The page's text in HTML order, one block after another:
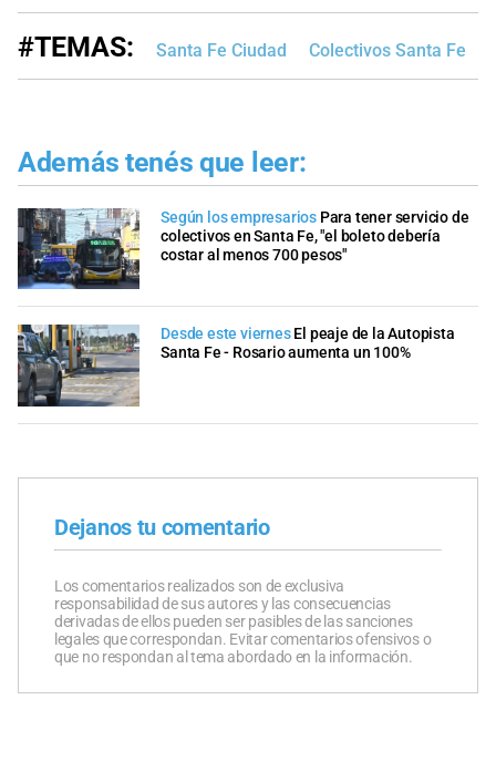
#TEMAS: Santa Fe Ciudad Colectivos Santa Fe
Además tenés que leer:
Según los empresarios Para tener servicio de
colectivos en Santa Fe, "el boleto debería
costar al menos 700 pesos"
Desde este viernes El peaje de la Autopista
Santa Fe - Rosario aumenta un 100%
Dejanos tu comentario
Los comentarios realizados son de exclusiva
responsabilidad de sus autores y las consecuencias
derivadas de ellos pueden ser pasibles de las sanciones
legales que correspondan. Evitar comentarios ofensivos o
que no respondan al tema abordado en la información.